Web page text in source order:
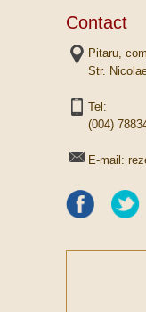
Contact
Pitaru,
Str.
Tel:
(004)
E-mail: